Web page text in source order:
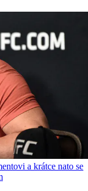
a krátce nato se